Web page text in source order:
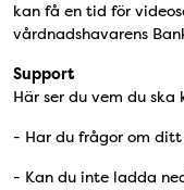
kan få en tid för
vårdnadshavarens
Support
Här ser du vem du
- Har du frågor om
- Kan du inte ladda